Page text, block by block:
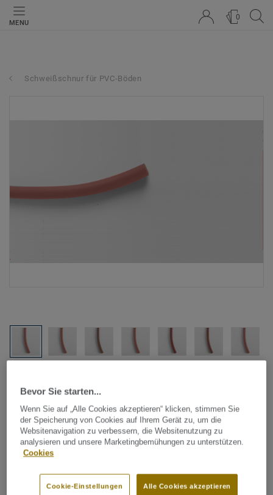
MENU
0
Schweißschnur für PVC-Böden
Tarkett Zubehör Komplettsortiment|Schweißschnüre
Schweißschnur für PVC-Böden
- Unicoloured RED 0104
Schweißschnüre werden zur thermischen Verschweißung
zweier PVC-Bahnen verwendet und sorgen für eine
Bevor Sie starten...
Wenn Sie auf „Alle Cookies akzeptieren“ klicken, stimmen Sie
der Speicherung von Cookies auf Ihrem Gerät zu, um die
Websitenavigation zu verbessern, die Websitenutzung zu
analysieren und unsere Marketingbemühungen zu unterstützen.
Cookies
Alle Cookies akzeptieren
Cookie-Einstellungen